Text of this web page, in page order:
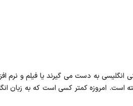
به دست می گیرند یا فیلم و نرم
است. امروزه کمتر کسی است که به زبان